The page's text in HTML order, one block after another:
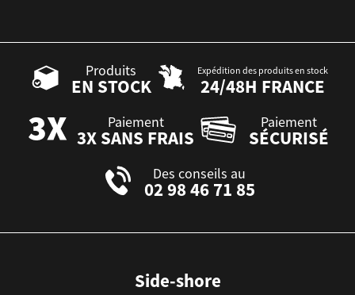
Produits
EN STOCK
Expédition des produits en stock
24/48H FRANCE
Paiement
3X SANS FRAIS
Paiement
SÉCURISÉ
Des conseils au
02 98 46 71 85
Side-shore